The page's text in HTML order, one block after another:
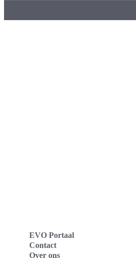
EVO Portaal
Contact
Over ons